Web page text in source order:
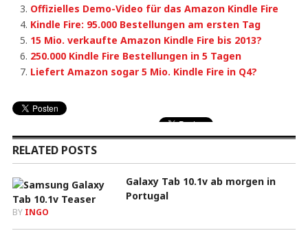
Offizielles Demo-Video für das Amazon Kindle Fire
Kindle Fire: 95.000 Bestellungen am ersten Tag
15 Mio. verkaufte Amazon Kindle Fire bis 2013?
250.000 Kindle Fire Bestellungen in 5 Tagen
Liefert Amazon sogar 5 Mio. Kindle Fire in Q4?
RELATED POSTS
Galaxy Tab 10.1v ab morgen in
Portugal
BY INGO